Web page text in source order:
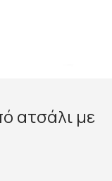
ατσάλι με